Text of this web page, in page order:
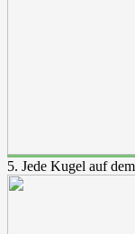
5. Jede Kugel auf